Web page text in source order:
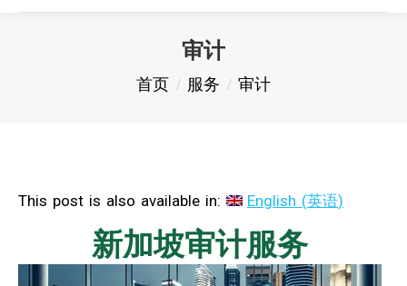
审计
您在这里：
首页 服务 审计
This post is also available in: English (英语)
新加坡审计服务